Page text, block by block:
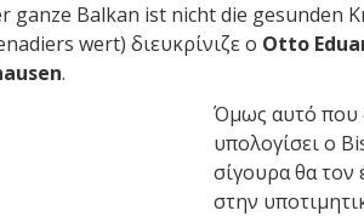
ganze Balkan ist nicht die gesunden
wert) διευκρίνιζε ο Otto
.
Όμως αυτό που
υπολογίσει ο
σίγουρα θα τον
στην